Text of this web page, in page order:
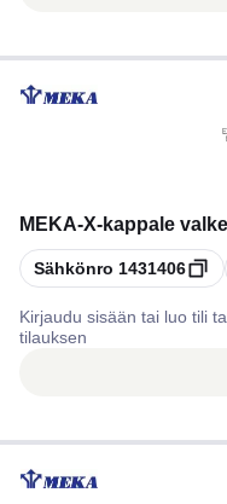
MEKA-X-kappale
Kopioi
Sähkönro 1431406
Kirjaudu sisään tai luo tili
tilauksen